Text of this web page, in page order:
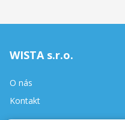
WISTA s.r.o.
O nás
Kontakt